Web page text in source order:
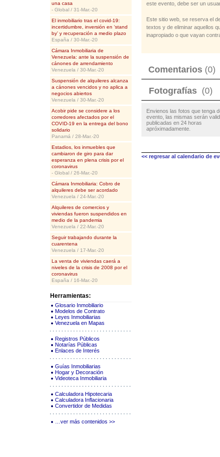
una casa
- Global / 31-Mar.-20
El inmobiliario tras el covid-19:
incertidumbre, inversión en ‘stand
by’ y recuperación a medio plazo
España / 30-Mar.-20
Cámara Inmobiliaria de
Venezuela: ante la suspensión de
cánones de arrendamiento
Venezuela / 30-Mar.-20
Suspensión de alquileres alcanza
a cánones vencidos y no aplica a
negocios abiertos
Venezuela / 30-Mar.-20
Acobir pide se considere a los
corredores afectados por el
COVID-19 en la entrega del bono
solidario
Panamá / 28-Mar.-20
Estadios, los inmuebles que
cambiaron de giro para dar
esperanza en plena crisis por el
coronavirus
- Global / 26-Mar.-20
Cámara Inmobiliaria: Cobro de
alquileres debe ser acordado
Venezuela / 24-Mar.-20
Alquileres de comercios y
viviendas fueron suspendidos en
medio de la pandemia
Venezuela / 22-Mar.-20
Seguir trabajando durante la
cuarentena
Venezuela / 17-Mar.-20
La venta de viviendas caerá a
niveles de la crisis de 2008 por el
coronavirus
España / 16-Mar.-20
Herramientas:
Glosario Inmobiliario
Modelos de Contrato
Leyes Inmobiliarias
Venezuela en Mapas
Registros Públicos
Notarías Públicas
Enlaces de Interés
Guías Inmobiliarias
Hogar y Decoración
Videoteca Inmobiliaria
Calculadora Hipotecaria
Calculadora Inflacionaria
Convertidor de Medidas
…ver más contenidos >>
este evento, debe ser un
Este sitio web, se reserva el
textos y de eliminar aquellos
inapropiado o que vayan
Comentarios (0)
Fotografías (0)
Envienos las fotos que tenga
evento, las mismas serán
publicadas en 24 horas
apróximadamente.
<< regresar al calendario de